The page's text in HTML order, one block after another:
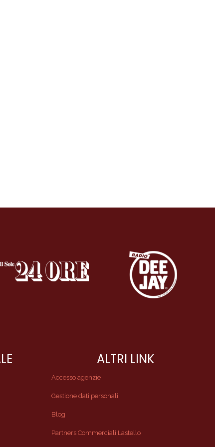
ALTRI LINK
Accesso agenzie
Gestione dati personali
Blog
Partners Commerciali Lastello